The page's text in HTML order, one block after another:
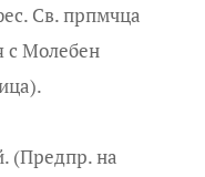
Св. прпмчца
с Молебен
(Предпр. на